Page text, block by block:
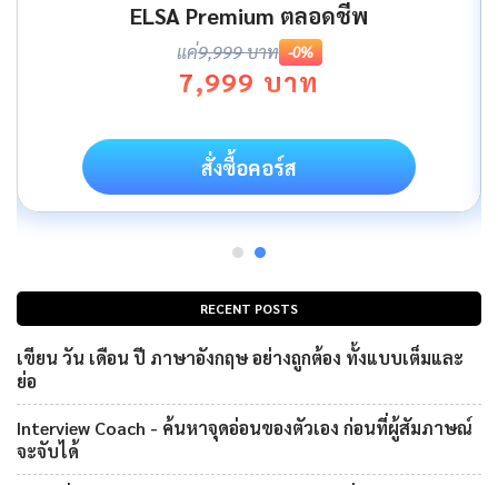
RECENT POSTS
เขียน วัน เดือน ปี ภาษาอังกฤษ อย่างถูกต้อง ทั้งแบบเต็มและ
ย่อ
Interview Coach - ค้นหาจุดอ่อนของตัวเอง ก่อนที่ผู้สัมภาษณ์
จะจับได้
ELSA Premium ตลอดชีพ
แค่9,999 บาท -0%
7,999 บาท
สั่งซื้อคอร์ส